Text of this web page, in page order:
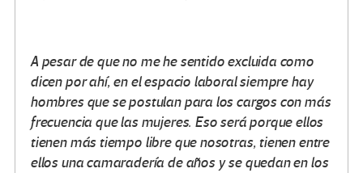
A pesar de que no me he sentido excluida como
dicen por ahí, en el espacio laboral siempre hay
hombres que se postulan para los cargos con más
frecuencia que las mujeres. Eso será porque ellos
tienen más tiempo libre que nosotras, tienen entre
ellos una camaradería de años y se quedan en los